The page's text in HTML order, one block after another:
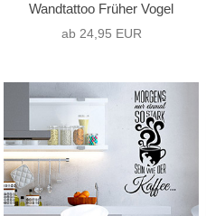
Wandtattoo Früher Vogel
ab 24,95 EUR